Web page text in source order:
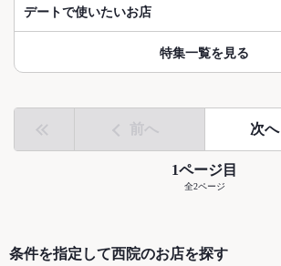
デートで使いたいお店
特集一覧を見る
前へ 次へ
1ページ目
全2ページ
条件を指定して西院のお店を探す